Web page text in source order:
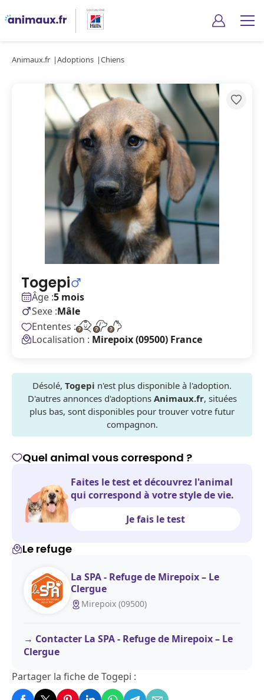
Animaux.fr Adoptions Chiens
Togepi
Âge :5 mois
Sexe :Mâle
Ententes :
Localisation : Mirepoix (09500) France
Désolé, Togepi n'est plus disponible à l'adoption.
D'autres annonces d'adoptions Animaux.fr, situées
plus bas, sont disponibles pour trouver votre futur
compagnon.
Quel animal vous correspond ?
Faites le test et découvrez l'animal
qui correspond à votre style de vie.
Je fais le test
Le refuge
La SPA - Refuge de Mirepoix – Le
Clergue
Mirepoix (09500)
Contacter La SPA - Refuge de Mirepoix – Le
Clergue
Partager la fiche de Togepi :